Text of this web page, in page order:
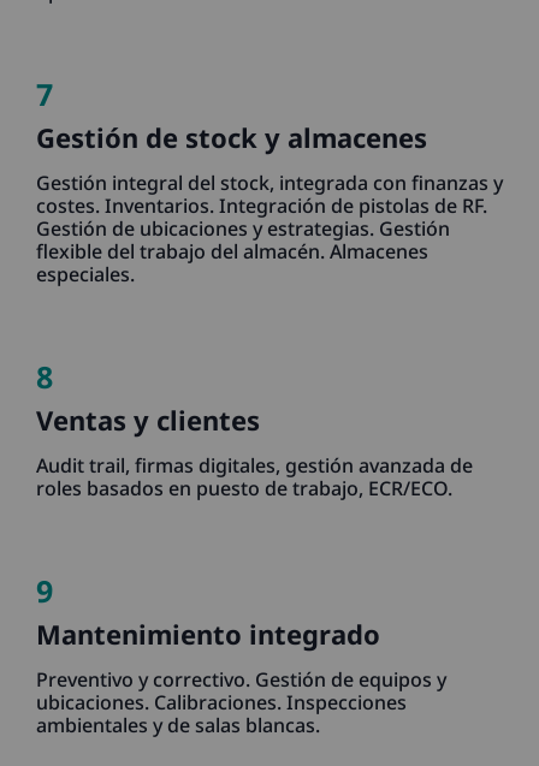
7
Gestión de stock y almacenes
Gestión integral del stock, integrada con finanzas y
costes. Inventarios. Integración de pistolas de RF.
Gestión de ubicaciones y estrategias. Gestión
flexible del trabajo del almacén. Almacenes
especiales.
8
Ventas y clientes
Audit trail, firmas digitales, gestión avanzada de
roles basados en puesto de trabajo, ECR/ECO.
9
Mantenimiento integrado
Preventivo y correctivo. Gestión de equipos y
ubicaciones. Calibraciones. Inspecciones
ambientales y de salas blancas.